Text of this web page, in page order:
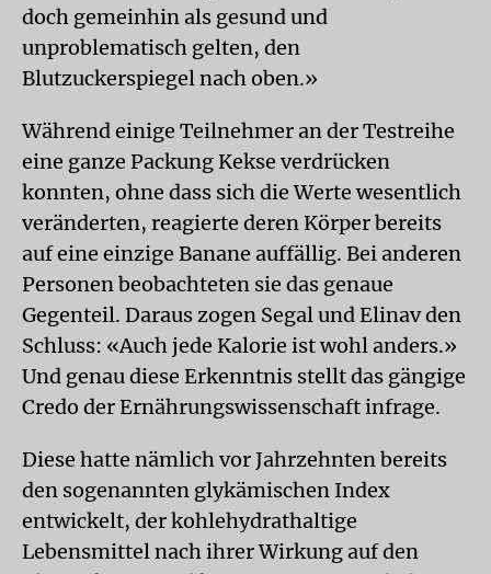
doch gemeinhin als gesund und
unproblematisch gelten, den
Blutzuckerspiegel nach oben.»
Während einige Teilnehmer an der Testreihe
eine ganze Packung Kekse verdrücken
konnten, ohne dass sich die Werte wesentlich
veränderten, reagierte deren Körper bereits
auf eine einzige Banane auffällig. Bei anderen
Personen beobachteten sie das genaue
Gegenteil. Daraus zogen Segal und Elinav den
Schluss: «Auch jede Kalorie ist wohl anders.»
Und genau diese Erkenntnis stellt das gängige
Credo der Ernährungswissenschaft infrage.
Diese hatte nämlich vor Jahrzehnten bereits
den sogenannten glykämischen Index
entwickelt, der kohlehydrathaltige
Lebensmittel nach ihrer Wirkung auf den